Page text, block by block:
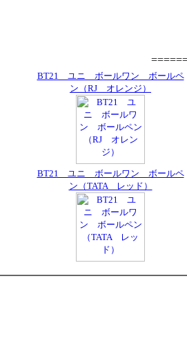
BT21 ユニ ボールワン ボールペ
ン（RJ オレンジ）
BT21 ユニ ボールワン ボールペ
ン（TATA レッド）